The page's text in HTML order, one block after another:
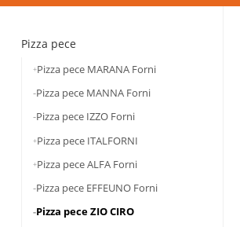
Pizza pece
Pizza pece MARANA Forni
Pizza pece MANNA Forni
Pizza pece IZZO Forni
Pizza pece ITALFORNI
Pizza pece ALFA Forni
Pizza pece EFFEUNO Forni
Pizza pece ZIO CIRO